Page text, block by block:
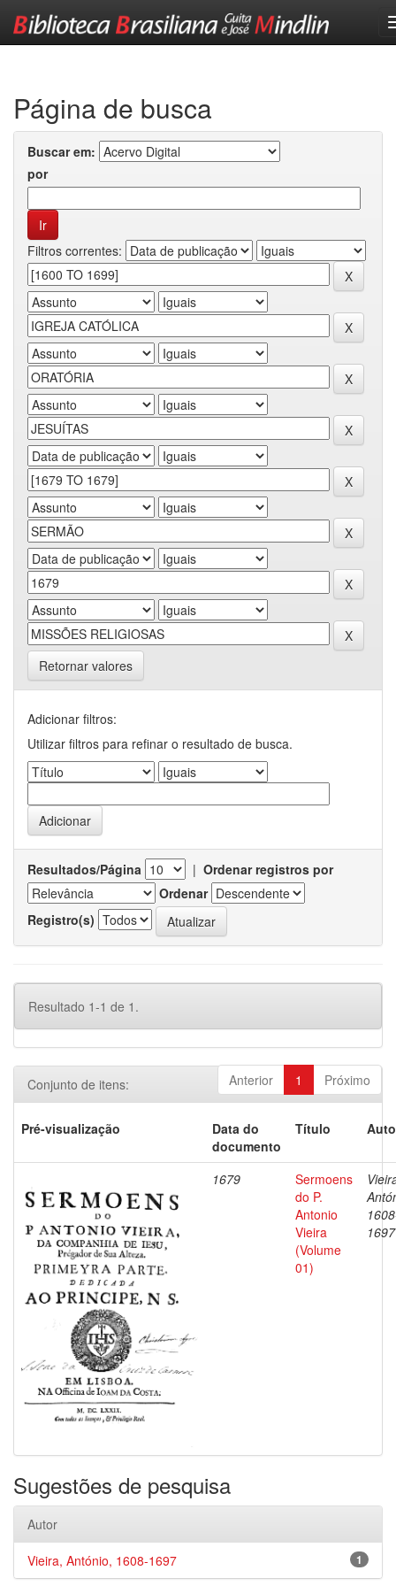
Página de busca
Buscar em:
por
Filtros correntes:
Retornar valores
Adicionar filtros:
Utilizar filtros para refinar o resultado de busca.
Resultados/Página | Ordenar registros por
Ordenar
Registro(s)
Resultado 1-1 de 1.
Anterior 1 Próximo
Conjunto de itens:
Pré-visualização
Data do
documento
Título
1679
Sermoens
do P.
Antonio
Vieira
(Volume
01)
1697
Sugestões de pesquisa
Autor
1
Vieira, António, 1608-1697